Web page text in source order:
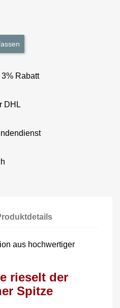
Rabatt
DHL
aus hochwertiger
rieselt der
Spitze